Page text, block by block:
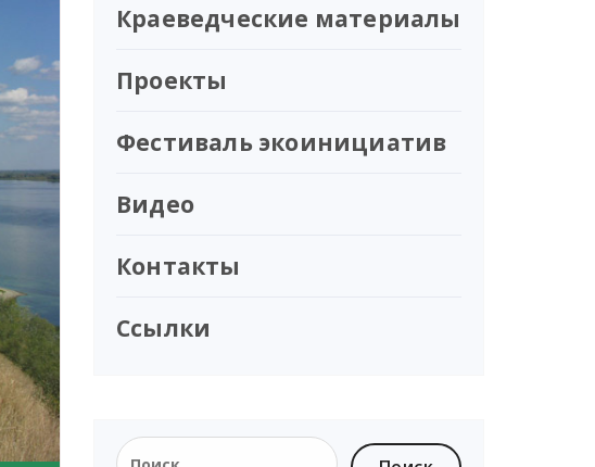
Краеведческие материалы
Проекты
Фестиваль экоинициатив
Видео
Контакты
Ссылки